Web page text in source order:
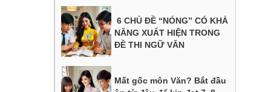
6 CHỦ ĐỀ “NÓNG” CÓ KHẢ
NĂNG XUẤT HIỆN TRONG
ĐỀ THI NGỮ VĂN
Mất gốc môn Văn? Bắt đầu